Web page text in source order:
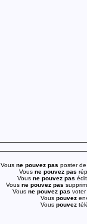
Vous ne pouvez pas poster
Vous ne pouvez pas
Vous ne pouvez pas
Vous ne pouvez pas
Vous ne pouvez pas
Vous pouvez
Vous pouvez